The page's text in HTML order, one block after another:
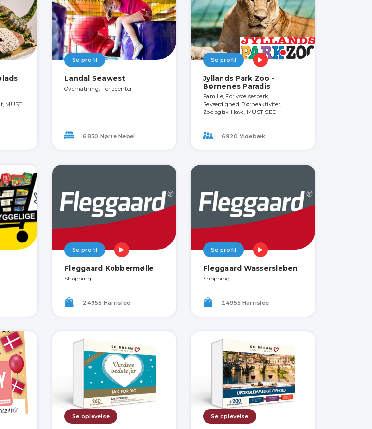
MUST
Se profil
Landal Seawest
Overnatning, Feriecenter
6830 Nørre Nebel
Se profil
Jyllands Park Zoo -
Børnenes Paradis
Familie, Forlystelsespark,
Seværdighed, Børneaktivitet,
Zoologisk Have, MUST SEE
6920 Videbæk
Se profil
Fleggaard Kobbermølle
Shopping
24955 Harrislee
Se profil
Fleggaard Wassersleben
Shopping
24955 Harrislee
Se oplevelse Se oplevelse